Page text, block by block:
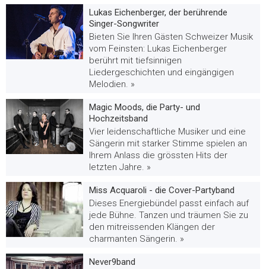
Lukas Eichenberger, der berührende
Singer-Songwriter
Bieten Sie Ihren Gästen Schweizer Musik
vom Feinsten: Lukas Eichenberger
berührt mit tiefsinnigen
Liedergeschichten und eingängigen
Melodien. »
Magic Moods, die Party- und
Hochzeitsband
Vier leidenschaftliche Musiker und eine
Sängerin mit starker Stimme spielen an
Ihrem Anlass die grössten Hits der
letzten Jahre. »
Miss Acquaroli - die Cover-Partyband
Dieses Energiebündel passt einfach auf
jede Bühne. Tanzen und träumen Sie zu
den mitreissenden Klängen der
charmanten Sängerin. »
Never9band